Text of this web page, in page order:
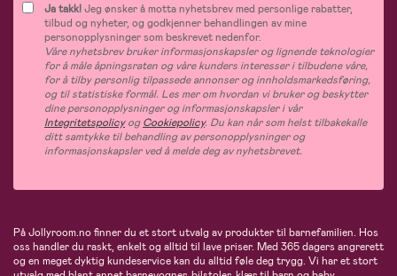
Ja takk!Jeg ønsker å motta nyhetsbrev med personlige rabatter,
tilbud og nyheter, og godkjenner behandlingen av mine
personopplysninger som beskrevet nedenfor.
Våre nyhetsbrev bruker informasjonskapsler og lignende teknologier
for å måle åpningsraten og våre kunders interesser i tilbudene våre,
for å tilby personlig tilpassede annonser og innholdsmarkedsføring,
og til statistiske formål. Les mer om hvordan vi bruker og beskytter
dine personopplysninger og informasjonskapsler i vår
IntegritetspolicyogCookiepolicy. Du kan når som helst tilbakekalle
ditt samtykke til behandling av personopplysninger og
informasjonskapsler ved å melde deg av nyhetsbrevet.
På Jollyroom.no finner du et stort utvalg av produkter til barnefamilien. Hos
oss handler du raskt, enkelt og alltid til lave priser. Med 365 dagers angrerett
og en meget dyktig kundeservice kan du alltid føle deg trygg. Vi har et stort